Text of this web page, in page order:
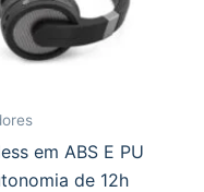
em ABS E PU
de 12h